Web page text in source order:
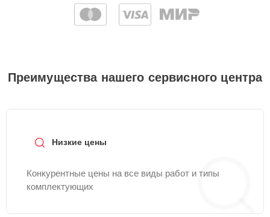
Преимущества нашего сервисного центра
Низкие цены
Конкурентные цены на все виды работ и типы
комплектующих